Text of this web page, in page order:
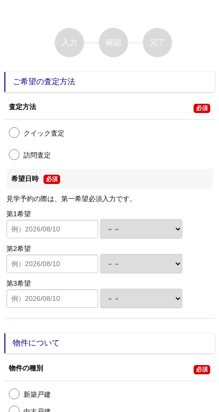
入力 確認 完了
ご希望の査定方法
必須
査定方法
クイック査定
訪問査定
希望日時 必須
見学予約の際は、第一希望必須入力です。
第1希望
第2希望
第3希望
物件について
必須
物件の種別
新築戸建